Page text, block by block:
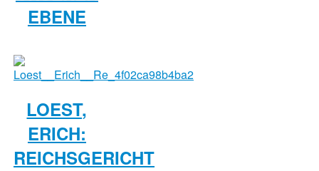
EBENE
LOEST,
ERICH:
REICHSGERICHT